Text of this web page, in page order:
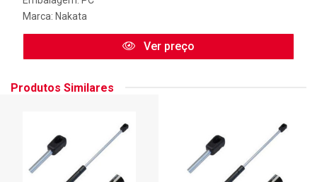
Marca: Nakata
Ver preço
Produtos Similares